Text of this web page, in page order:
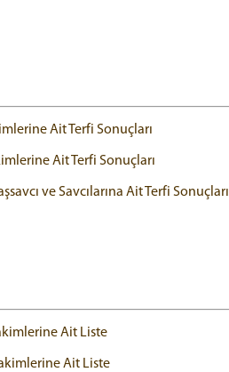
Ait Terfi Sonuçları
Ait Terfi Sonuçları
ve Savcılarına Ait Terfi Sonuçları
Ait Liste
Ait Liste